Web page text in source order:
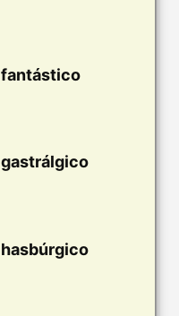
fantástico
gastrálgico
hasbúrgico